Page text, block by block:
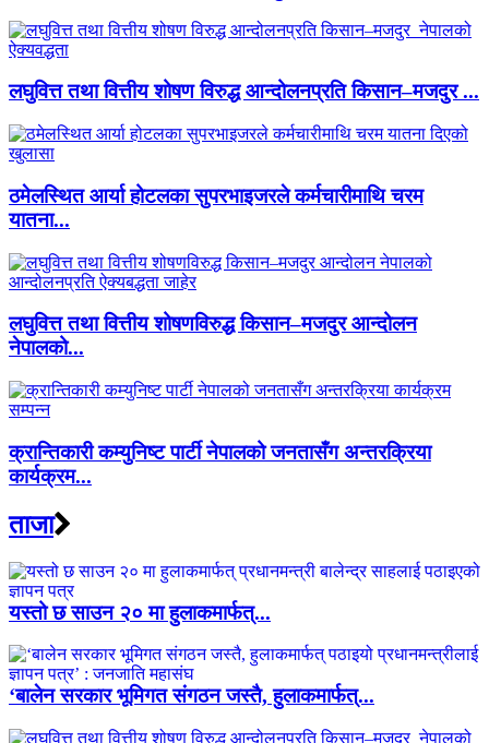
लघुवित्त तथा वित्तीय शोषण विरुद्ध आन्दोलनप्रति किसान–मजदुर ...
ठमेलस्थित आर्या होटलका सुपरभाइजरले कर्मचारीमाथि चरम
यातना...
लघुवित्त तथा वित्तीय शोषणविरुद्ध किसान–मजदुर आन्दोलन
नेपालको...
क्रान्तिकारी कम्युनिष्ट पार्टी नेपालको जनतासँग अन्तरक्रिया
कार्यक्रम...
ताजा
यस्तो छ साउन २० मा हुलाकमार्फत्...
‘बालेन सरकार भूमिगत संगठन जस्तै, हुलाकमार्फत्...